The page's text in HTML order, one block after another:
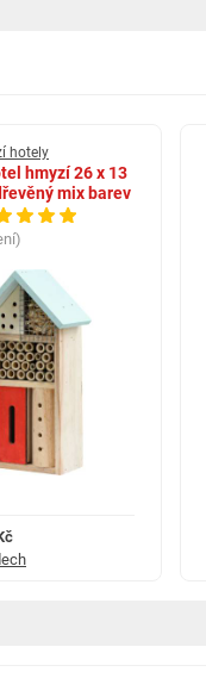
hotely
hmyzí 26 x 13
mix barev